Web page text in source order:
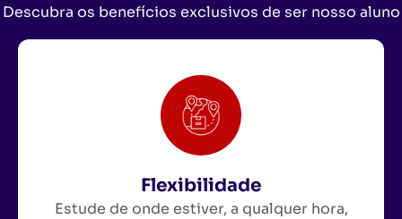
Descubra os benefícios exclusivos de ser nosso aluno
Flexibilidade
Estude de onde estiver, a qualquer hora,